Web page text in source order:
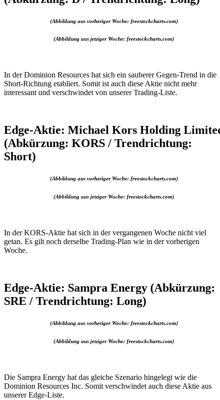
(Abbildung aus vorheriger Woche: freestockcharts.com)
(Abbildung aus jetziger Woche: freestockcharts.com)
In der Dominion Resources hat sich ein sauberer Gegen-Trend in die
Short-Richtung etabliert. Somit ist auch diese Aktie nicht mehr
interessant und verschwindet von unserer Trading-Liste.
Edge-Aktie: Michael Kors Holding
(Abkürzung: KORS / Trendrichtung:
Short)
(Abbildung aus vorheriger Woche: freestockcharts.com)
(Abbildung aus jetziger Woche: freestockcharts.com)
In der KORS-Aktie hat sich in der vergangenen Woche nicht viel
getan. Es gilt noch derselbe Trading-Plan wie in der vorherigen
Woche.
Edge-Aktie: Sampra Energy (Abkürzung:
SRE / Trendrichtung: Long)
(Abbildung aus vorheriger Woche: freestockcharts.com)
(Abbildung aus jetziger Woche: freestockcharts.com)
Die Sampra Energy hat das gleiche Szenario hingelegt wie die
Dominion Resources Inc. Somit verschwindet auch diese Aktie aus
unserer Edge-Liste.